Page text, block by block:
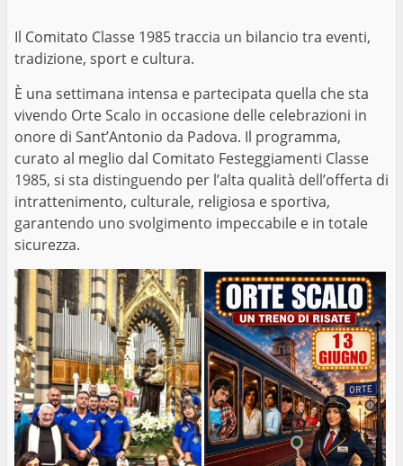
Il Comitato Classe 1985 traccia un bilancio tra eventi,
tradizione, sport e cultura.
È una settimana intensa e partecipata quella che sta
vivendo Orte Scalo in occasione delle celebrazioni in
onore di Sant’Antonio da Padova. Il programma,
curato al meglio dal Comitato Festeggiamenti Classe
1985, si sta distinguendo per l’alta qualità dell’offerta di
intrattenimento, culturale, religiosa e sportiva,
garantendo uno svolgimento impeccabile e in totale
sicurezza.